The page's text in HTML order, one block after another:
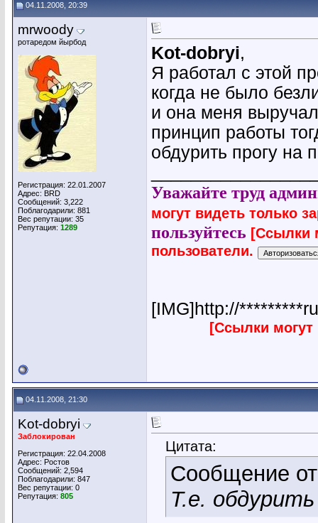
04.11.2008, 20:39
mrwoody
ротаредом йырбод
Регистрация: 22.01.2007
Адрес: BRD
Сообщений: 3,222
Поблагодарили: 881
Вес репутации: 35
Репутация: 1289
Kot-dobryi,
Я работал с этой
когда не было
и она меня
принцип работы
обдурить прогу на
Уважайте труд
могут видеть только
пользуйтесь [Ссылки
пользователи.
[IMG]http://
[Ссылки могут
04.11.2008, 21:30
Kot-dobryi
Заблокирован
Регистрация: 22.04.2008
Адрес: Ростов
Сообщений: 2,594
Поблагодарили: 847
Вес репутации: 0
Репутация: 805
Цитата:
Сообщение
Т.е.